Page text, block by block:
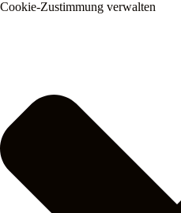
Cookie-Zustimmung verwalten